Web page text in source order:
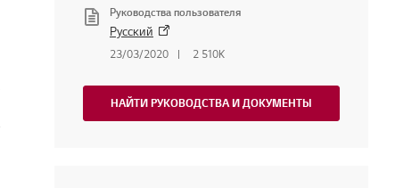
Руководства пользователя
Русский
23/03/2020 2 510K
НАЙТИ РУКОВОДСТВА И ДОКУМЕНТЫ